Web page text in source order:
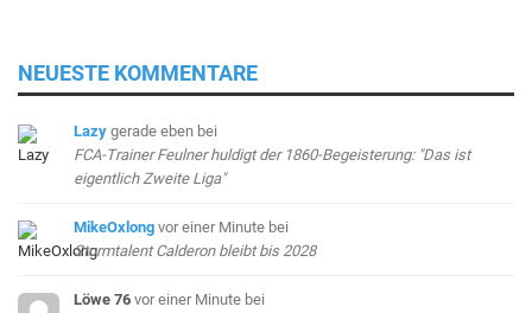
NEUESTE KOMMENTARE
Lazy gerade eben bei
FCA-Trainer Feulner huldigt der 1860-Begeisterung: "Das ist
eigentlich Zweite Liga"
MikeOxlong vor einer Minute bei
Sturmtalent Calderon bleibt bis 2028
Löwe 76 vor einer Minute bei